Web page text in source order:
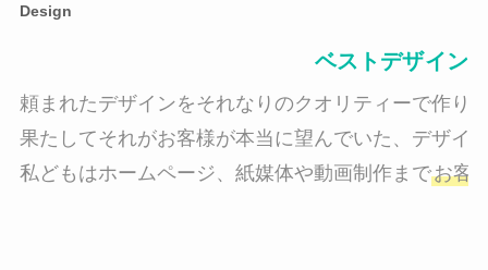
Design
ベストデザイン
頼まれたデザインをそれなりのクオリティーで作り
果たしてそれがお客様が本当に望んでいた、デザイ
私どもはホームページ、紙媒体や動画制作までお客